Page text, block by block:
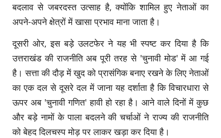
बदलाव से जबरदस्त उत्साह है, क्योंकि शामिल हुए नेताओं का
अपने-अपने क्षेत्रों में खासा प्रभाव माना जाता है।
दूसरी ओर, इस बड़े उलटफेर ने यह भी स्पष्ट कर दिया है कि
उत्तराखंड की राजनीति अब पूरी तरह से 'चुनावी मोड' में आ गई
है। सत्ता की दौड़ में खुद को प्रासंगिक बनाए रखने के लिए नेताओं
का एक दल से दूसरे दल में जाना यह दर्शाता है कि विचारधारा से
ऊपर अब 'चुनावी गणित' हावी हो रहा है। आने वाले दिनों में कुछ
और बड़े नामों के पाला बदलने की चर्चाओं ने राज्य की राजनीति
को बेहद दिलचस्प मोड़ पर लाकर खड़ा कर दिया है।